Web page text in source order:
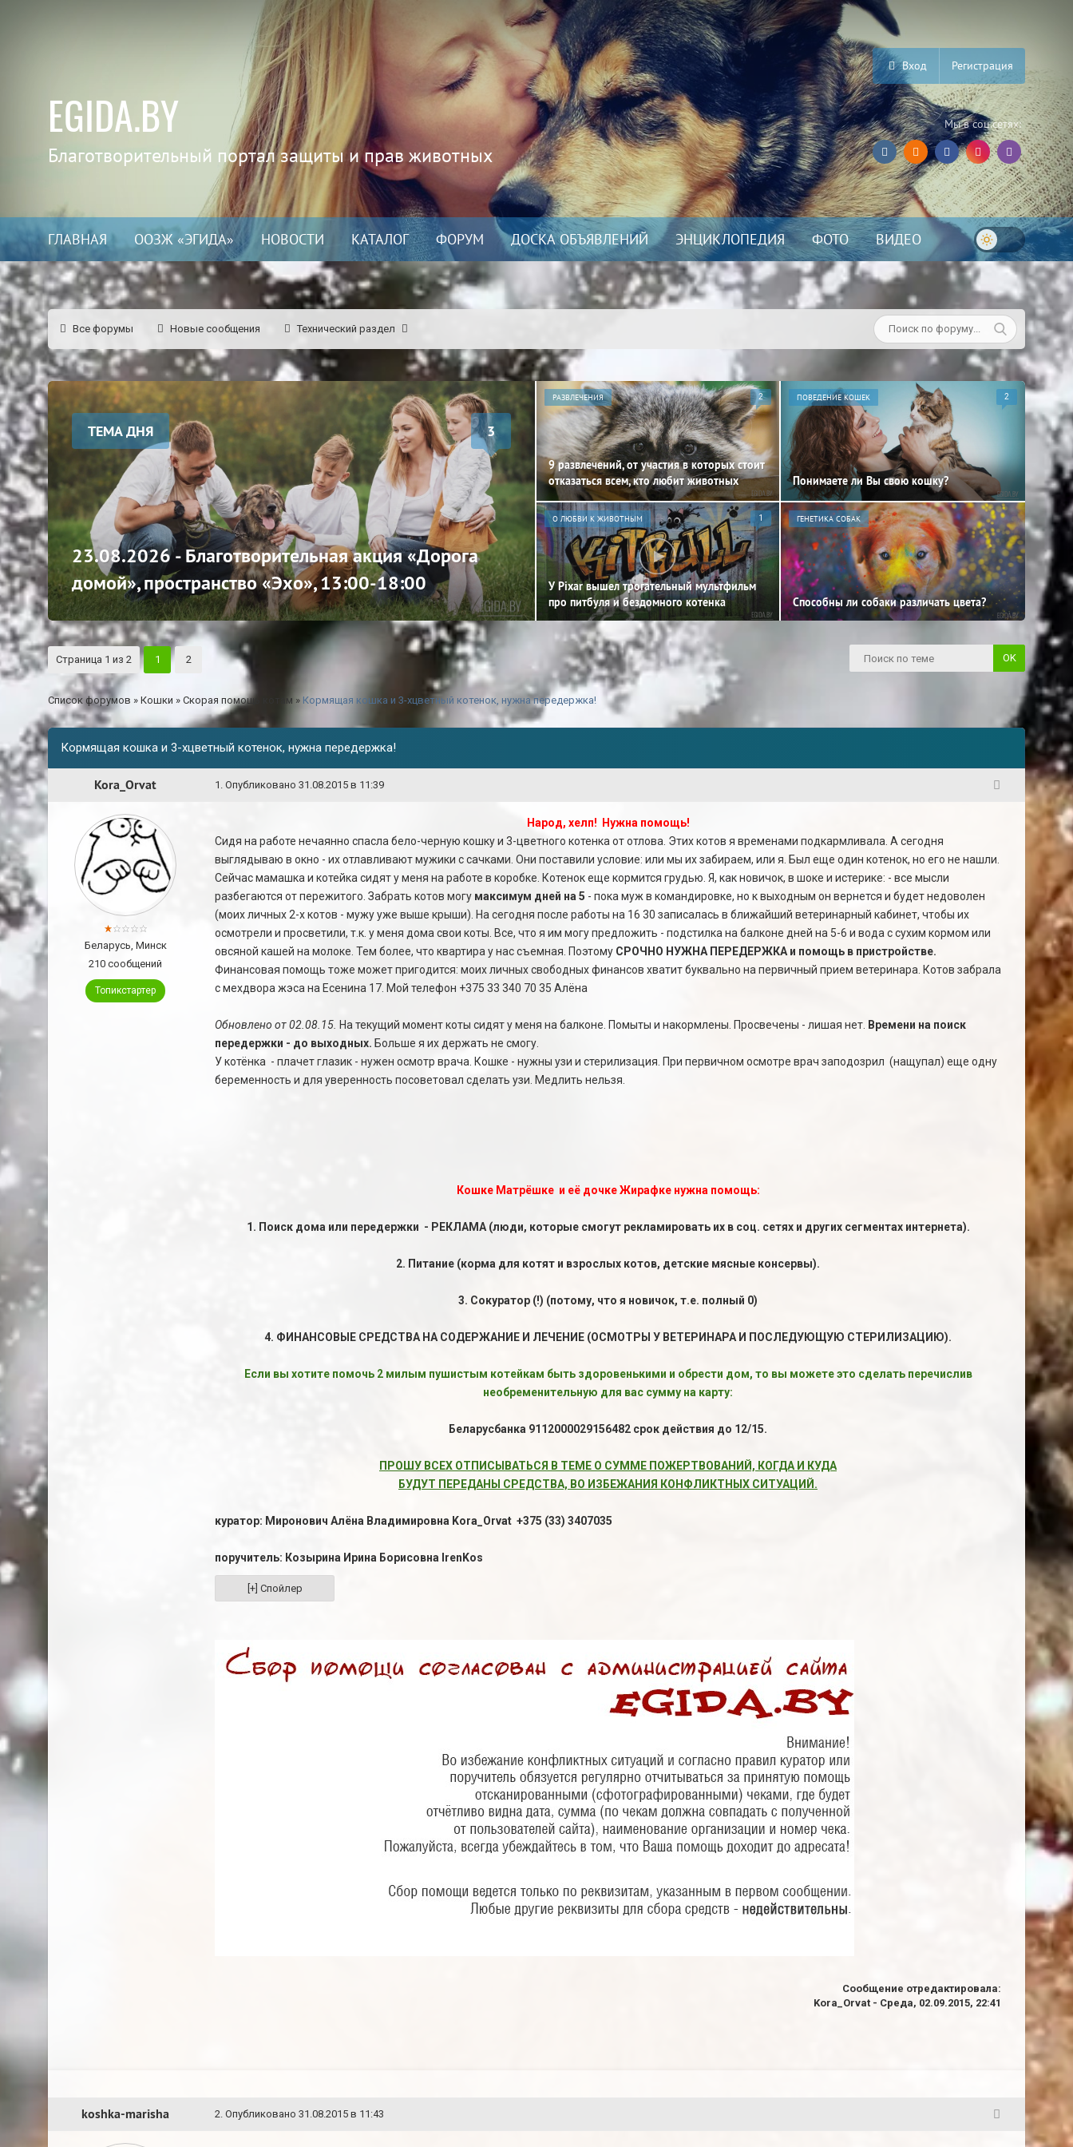
EGIDA.BY
Благотворительный портал защиты и прав животных
Вход Регистрация
Мы в соц.сетях:
ГЛАВНАЯ ООЗЖ «ЭГИДА» НОВОСТИ КАТАЛОГ ФОРУМ ДОСКА ОБЪЯВЛЕНИЙ ЭНЦИКЛОПЕДИЯ ФОТО ВИДЕО
Все форумы Новые сообщения Технический раздел
ТЕМА ДНЯ 3
23.08.2026 - Благотворительная акция «Дорога
домой», пространство «Эхо», 13:00-18:00
РАЗВЛЕЧЕНИЯ 2
9 развлечений, от участия в которых стоит
отказаться всем, кто любит животных
ПОВЕДЕНИЕ КОШЕК 2
Понимаете ли Вы свою кошку?
О ЛЮБВИ К ЖИВОТНЫМ 1
У Pixar вышел трогательный мультфильм
про питбуля и бездомного котенка
ГЕНЕТИКА СОБАК
Способны ли собаки различать цвета?
Страница 1 из 2 1 2
Список форумов » Кошки » Скорая помощь котам » Кормящая кошка и 3-хцветный котенок, нужна передержка!
Кормящая кошка и 3-хцветный котенок, нужна передержка!
Kora_Orvat 1 . Опубликовано 31.08.2015 в 11:39
Беларусь, Минск
210 сообщений
Топикстартер
Народ, хелп! Нужна помощь!
Сидя на работе нечаянно спасла бело-черную кошку и 3-цветного котенка от отлова. Этих котов я временами подкармливала. А сегодня
выглядываю в окно - их отлавливают мужики с сачками. Они поставили условие: или мы их забираем, или я. Был еще один котенок, но его не нашли.
Сейчас мамашка и котейка сидят у меня на работе в коробке. Котенок еще кормится грудью. Я, как новичок, в шоке и истерике: - все мысли
разбегаются от пережитого. Забрать котов могу максимум дней на 5 - пока муж в командировке, но к выходным он вернется и будет недоволен
(моих личных 2-х котов - мужу уже выше крыши). На сегодня после работы на 16 30 записалась в ближайший ветеринарный кабинет, чтобы их
осмотрели и просветили, т.к. у меня дома свои коты. Все, что я им могу предложить - подстилка на балконе дней на 5-6 и вода с сухим кормом или
овсяной кашей на молоке. Тем более, что квартира у нас съемная. Поэтому СРОЧНО НУЖНА ПЕРЕДЕРЖКА и помощь в пристройстве.
Финансовая помощь тоже может пригодится: моих личных свободных финансов хватит буквально на первичный прием ветеринара. Котов забрала
с мехдвора жэса на Есенина 17. Мой телефон +375 33 340 70 35 Алёна
Обновлено от 02.08.15. На текущий момент коты сидят у меня на балконе. Помыты и накормлены. Просвечены - лишая нет. Времени на поиск
передержки - до выходных. Больше я их держать не смогу.
У котёнка - плачет глазик - нужен осмотр врача. Кошке - нужны узи и стерилизация. При первичном осмотре врач заподозрил (нащупал) еще одну
беременность и для уверенность посоветовал сделать узи. Медлить нельзя.
Кошке Матрёшке и её дочке Жирафке нужна помощь:
1. Поиск дома или передержки - РЕКЛАМА (люди, которые смогут рекламировать их в соц. сетях и других сегментах интернета).
2. Питание (корма для котят и взрослых котов, детские мясные консервы).
3. Сокуратор (!) (потому, что я новичок, т.е. полный 0)
4. ФИНАНСОВЫЕ СРЕДСТВА НА СОДЕРЖАНИЕ И ЛЕЧЕНИЕ (ОСМОТРЫ У ВЕТЕРИНАРА И ПОСЛЕДУЮЩУЮ СТЕРИЛИЗАЦИЮ).
Если вы хотите помочь 2 милым пушистым котейкам быть здоровенькими и обрести дом, то вы можете это сделать перечислив
необременительную для вас сумму на карту:
Беларусбанка 9112000029156482 срок действия до 12/15.
ПРОШУ ВСЕХ ОТПИСЫВАТЬСЯ В ТЕМЕ О СУММЕ ПОЖЕРТВОВАНИЙ, КОГДА И КУДА
БУДУТ ПЕРЕДАНЫ СРЕДСТВА, ВО ИЗБЕЖАНИЯ КОНФЛИКТНЫХ СИТУАЦИЙ.
куратор: Миронович Алёна Владимировна Kora_Orvat +375 (33) 3407035
поручитель: Козырина Ирина Борисовна IrenKos
Сообщение отредактировала:
Kora_Orvat - Среда, 02.09.2015, 22:41
koshka-marisha 2. Опубликовано 31.08.2015 в 11:43